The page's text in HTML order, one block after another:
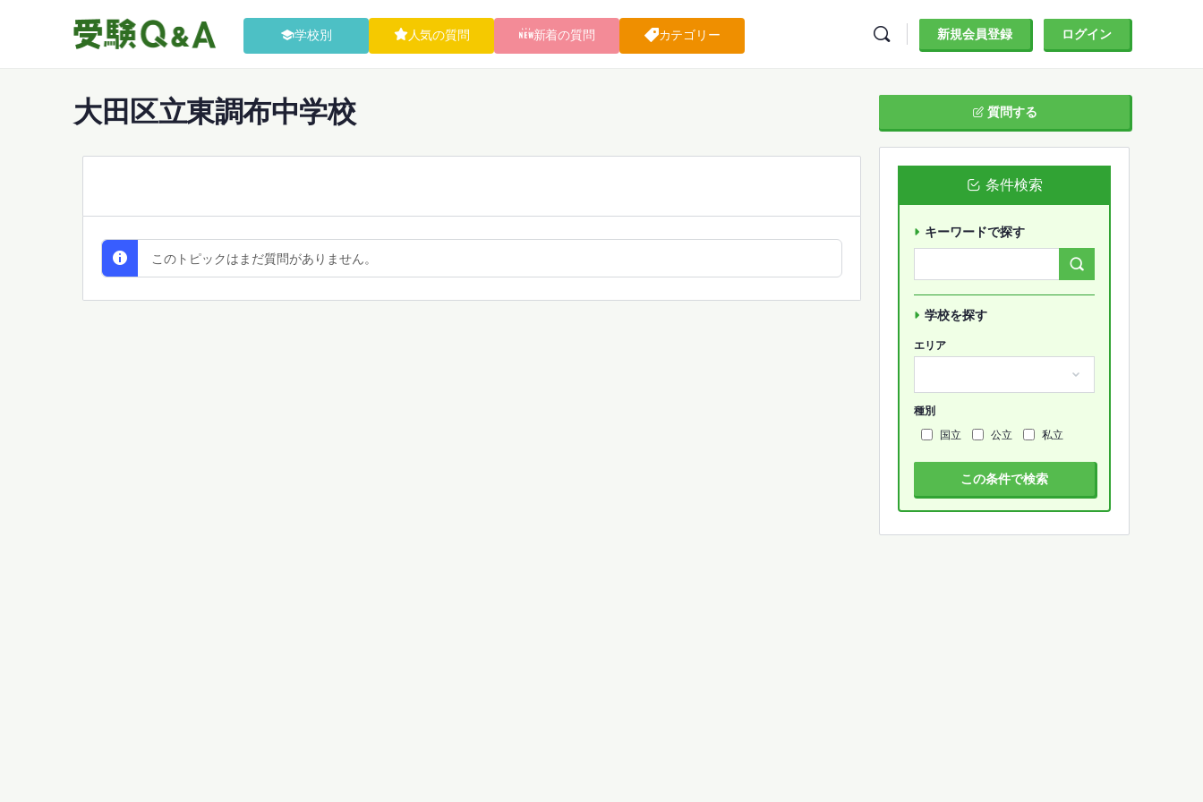
学校別 人気の質問 新着の質問 カテゴリー 新規会員登録 ログイン
大田区立東調布中学校
このトピックはまだ質問がありません。
質問する
条件検索
キーワードで探す
学校を探す
エリア
種別
国立
公立 私立
この条件で検索